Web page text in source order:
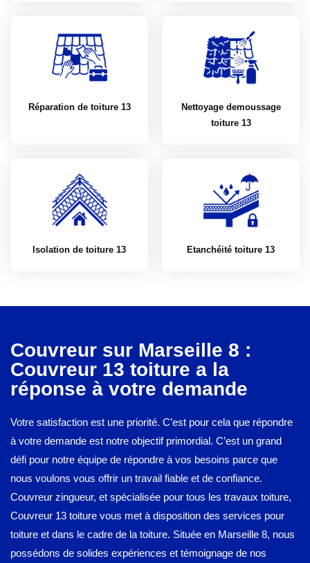
Réparation de toiture 13
Nettoyage demoussage
toiture 13
Isolation de toiture 13 Etanchéité toiture 13
Couvreur sur Marseille 8 :
Couvreur 13 toiture a la
réponse à votre demande
Votre satisfaction est une priorité. C’est pour cela que répondre
à votre demande est notre objectif primordial. C’est un grand
défi pour notre équipe de répondre à vos besoins parce que
nous voulons vous offrir un travail fiable et de confiance.
Couvreur zingueur, et spécialisée pour tous les travaux toiture,
Couvreur 13 toiture vous met à disposition des services pour
toiture et dans le cadre de la toiture. Située en Marseille 8, nous
possédons de solides expériences et témoignage de nos